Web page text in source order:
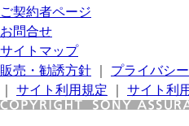
ご契約者ページ
お問合せ
サイトマップ
販売・勧誘方針
プライバシ
サイト利用規定 サイト利